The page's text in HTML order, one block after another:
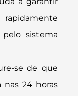
sistema
se de que
nas 24 horas